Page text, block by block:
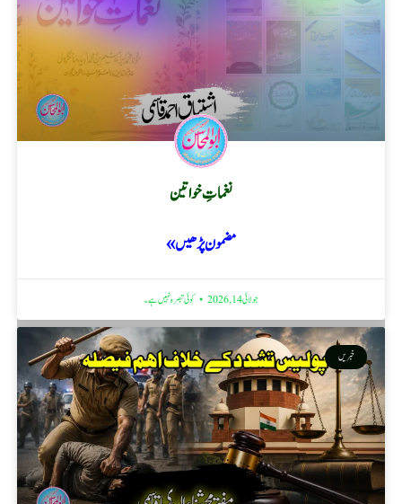
نغماتِ خواتین
مضمون پڑھیں »
جولائی 14, 2026 کوئی تبصرہ نہیں ہے۔
خبریں